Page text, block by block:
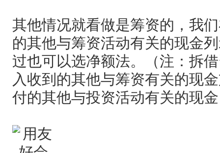
其他情况就看做是筹资的，我
的其他与筹资活动有关的现金
过也可以选净额法。（注：拆
入收到的其他与筹资有关的现
付的其他与投资活动有关的现